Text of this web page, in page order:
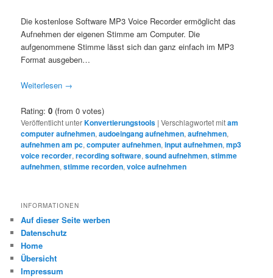
Die kostenlose Software MP3 Voice Recorder ermöglicht das
Aufnehmen der eigenen Stimme am Computer. Die
aufgenommene Stimme lässt sich dan ganz einfach im MP3
Format ausgeben…
Weiterlesen →
Rating:0 (from 0 votes)
Veröffentlicht unterKonvertierungstools |Verschlagwortet mitam
computer aufnehmen,audoeingang aufnehmen,aufnehmen,
aufnehmen am pc,computer aufnehmen,input aufnehmen,mp3
voice recorder,recording software,sound aufnehmen,stimme
aufnehmen,stimme recorden,voice aufnehmen
INFORMATIONEN
Auf dieser Seite werben
Datenschutz
Home
Übersicht
Impressum